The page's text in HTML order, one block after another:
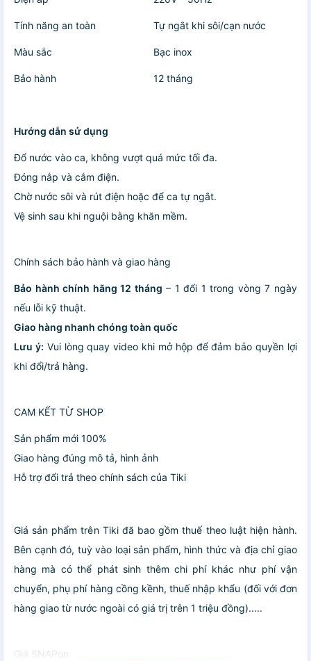
Tính năng an toàn Tự ngắt khi sôi/cạn nước
Màu sắc Bạc inox
Bảo hành 12 tháng
Hướng dẫn sử dụng
Đổ nước vào ca, không vượt quá mức tối đa.
Đóng nắp và cắm điện.
Chờ nước sôi và rút điện hoặc để ca tự ngắt.
Vệ sinh sau khi nguội bằng khăn mềm.
Chính sách bảo hành và giao hàng
Bảo hành chính hãng 12 tháng – 1 đổi 1 trong vòng 7 ngày
nếu lỗi kỹ thuật.
Giao hàng nhanh chóng toàn quốc
Lưu ý: Vui lòng quay video khi mở hộp để đảm bảo quyền lợi
khi đổi/trả hàng.
CAM KẾT TỪ SHOP
Sản phẩm mới 100%
Giao hàng đúng mô tả, hình ảnh
Hỗ trợ đổi trả theo chính sách của Tiki
Giá sản phẩm trên Tiki đã bao gồm thuế theo luật hiện hành.
Bên cạnh đó, tuỳ vào loại sản phẩm, hình thức và địa chỉ giao
hàng mà có thể phát sinh thêm chi phí khác như phí vận
chuyển, phụ phí hàng cồng kềnh, thuế nhập khẩu (đối với đơn
hàng giao từ nước ngoài có giá trị trên 1 triệu đồng).....
Giá SNAPon